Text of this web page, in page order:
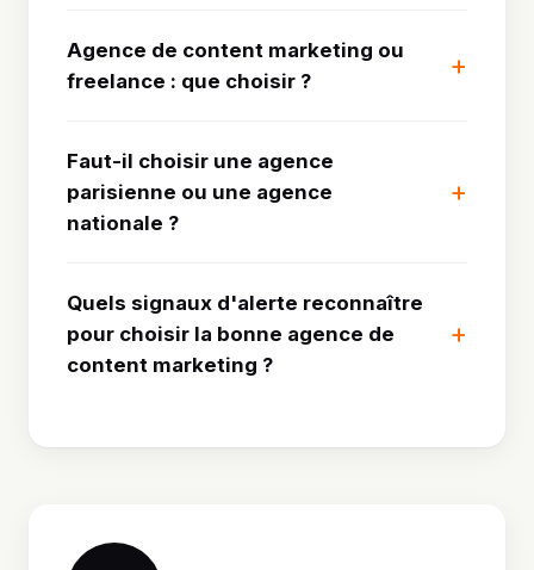
Agence de content marketing ou
freelance : que choisir ?
Faut-il choisir une agence
parisienne ou une agence
nationale ?
Quels signaux d'alerte reconnaître
pour choisir la bonne agence de
content marketing ?